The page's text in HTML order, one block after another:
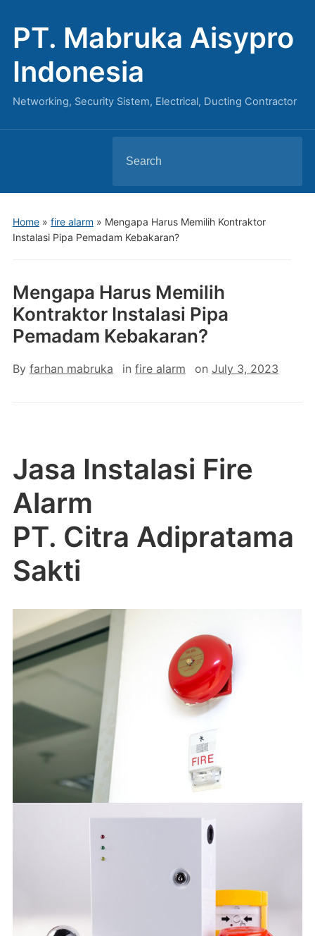
PT. Mabruka Aisypro
Indonesia
Networking, Security Sistem, Electrical, Ducting Contractor
for:
Home» fire alarm » Mengapa Harus Memilih Kontraktor
Instalasi Pipa Pemadam Kebakaran?
Mengapa Harus Memilih
Kontraktor Instalasi Pipa
Pemadam Kebakaran?
By farhan mabruka in fire alarm on July 3, 2023
Jasa Instalasi Fire
Alarm
PT. Citra Adipratama
Sakti